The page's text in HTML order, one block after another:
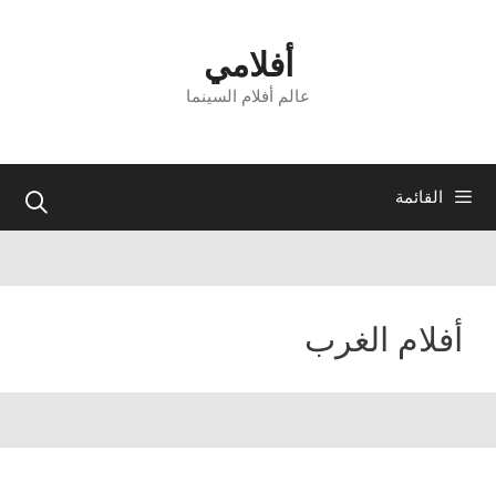
أفلامي
عالم أفلام السينما
القائمة
أفلام الغرب